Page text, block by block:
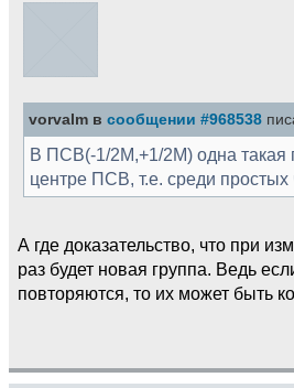
vorvalm в сообщении #968538
В ПСВ(-1/2M,+1/2M) одна такая
центре ПСВ, т.е. среди простых
А где доказательство, что при
раз будет новая группа. Ведь
повторяются, то их может быть